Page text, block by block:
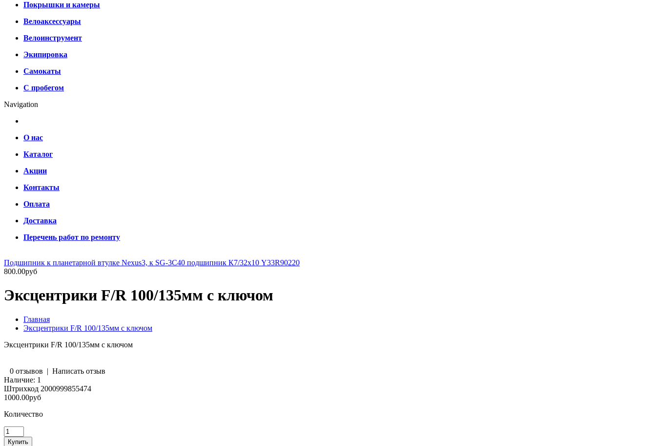
Покрышки и камеры
Велоаксессуары
Велоинструмент
Экипировка
Самокаты
С пробегом
Navigation
О нас
Каталог
Акции
Контакты
Оплата
Доставка
Перечень работ по ремонту
Подшипник к планетарной втулке Nexus3, к SG-3C40 подшипник К7/32х10 Y33R90220
800.00руб
Эксцентрики F/R 100/135мм с ключом
Главная
Эксцентрики F/R 100/135мм с ключом
Эксцентрики F/R 100/135мм с ключом
0 отзывов | Написать отзыв
Наличие: 1
Штрихкод 2000999855474
1000.00руб
Количество